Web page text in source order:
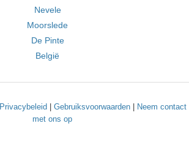
Nevele
Moorslede
De Pinte
België
Privacybeleid Gebruiksvoorwaarden
Neem contact
met ons op